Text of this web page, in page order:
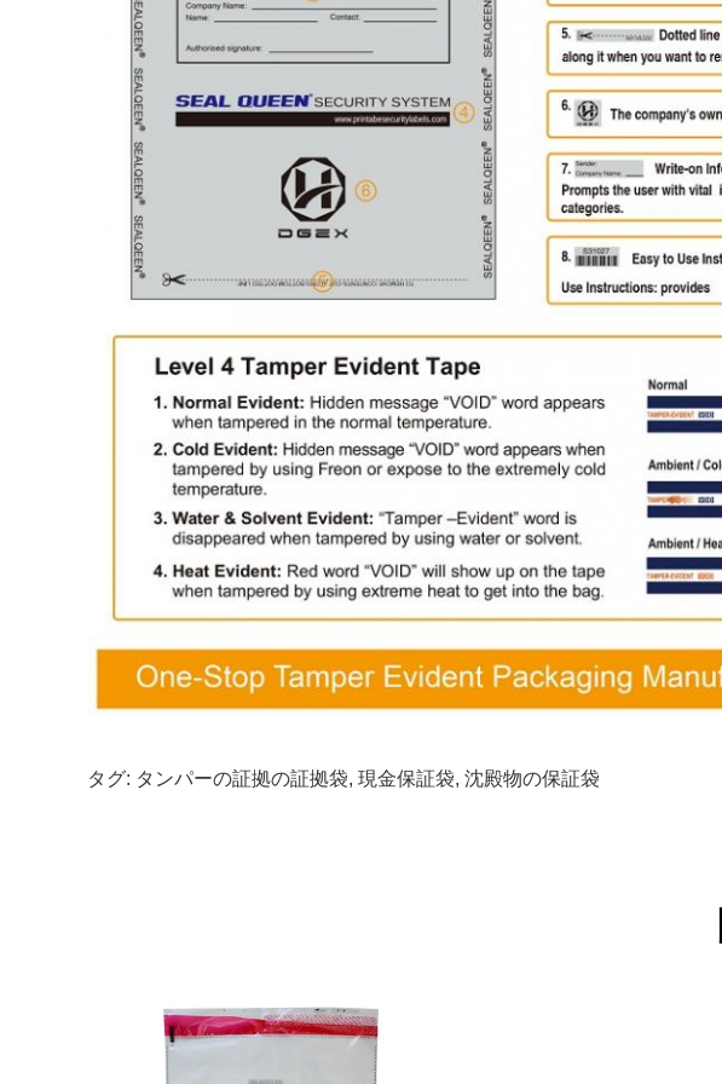
タグ: タンパーの証拠の証拠袋, 現金保証袋, 沈殿物の保証袋